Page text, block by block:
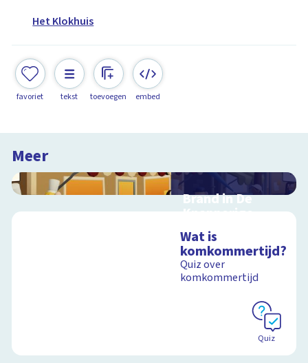
Het Klokhuis
favoriet tekst toevoegen embed
Meer
Brand in De
Knapperige
Korst
Kruip in de rol van
journalist,
juicevlogger of
onderzoeksjournalist
Schoolplaat
Wat is
komkommertijd?
Quiz over
komkommertijd
Quiz